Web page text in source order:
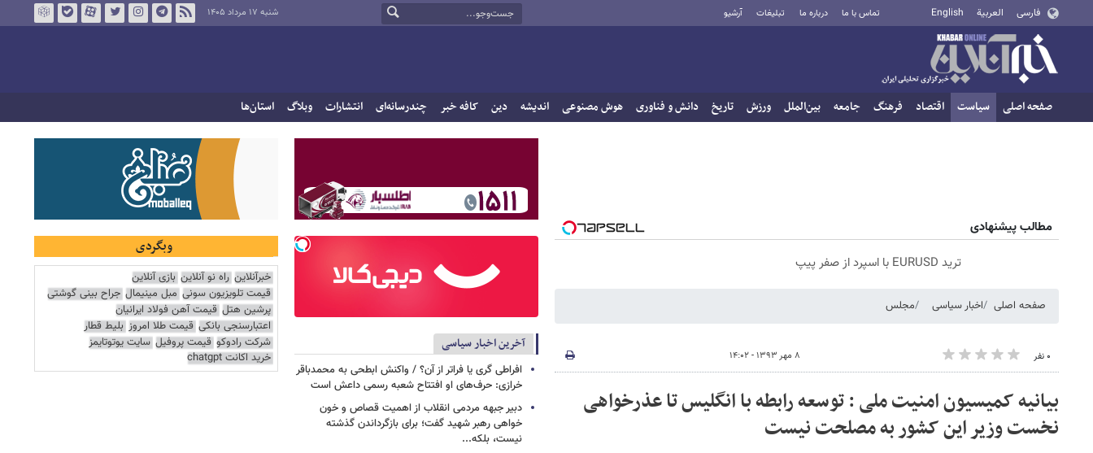
فارسی العربية English تماس با ما درباره ما تبلیغات آرشیو شنبه ۱۷ مرداد ۱۴۰۵
صفحه اصلی سیاست اقتصاد فرهنگ جامعه بین‌الملل ورزش تاریخ دانش و فناوری هوش مصنوعی اندیشه دین کافه خبر چندرسانه‌ای انتشارات وبلاگ استان‌ها
مطالب پیشنهادی
ترید EURUSD با اسپرد از صفر پیپ
صفحه اصلی اخبار سیاسی مجلس
۰ نفر ۸ مهر ۱۳۹۳ - ۱۴:۰۲
بیانیه کمیسیون امنیت ملی : توسعه رابطه با انگلیس تا عذرخواهی
نخست وزیر این کشور به مصلحت نیست
آخرین اخبار سیاسی
افراطی گری یا فراتر از آن؟ / واکنش ابطحی به محمدباقر
خرازی: حرف‌های او افتتاح شعبه رسمی داعش است
دبیر جبهه مردمی انقلاب از اهمیت قصاص و خون
خواهی رهبر شهید گفت؛ برای بازگرداندن گذشته
نیست، بلکه...
وبگردی
خبرآنلاین راه نو آنلاین بازی آنلاین
قیمت تلویزیون سونی مبل مینیمال جراح بینی گوشتی
پرشین هتل قیمت آهن فولاد ایرانیان
اعتبارسنجی بانکی قیمت طلا امروز بلیط قطار
شرکت رادوکو قیمت پروفیل سایت یوتوتایمز
خرید اکانت chatgpt